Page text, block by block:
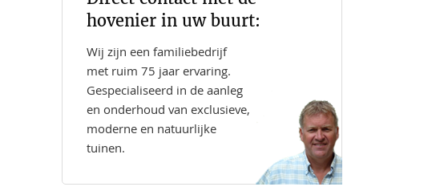
hovenier in uw buurt:
Wij zijn een familiebedrijf
met ruim 75 jaar ervaring.
Gespecialiseerd in de aanleg
en onderhoud van exclusieve,
moderne en natuurlijke
tuinen.